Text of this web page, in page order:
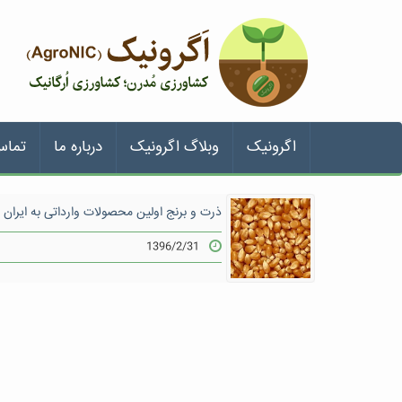
اگرونیک وبلاگ اگرونیک درباره ما
ذرت و برنج اولین محصولات وارداتی به ایران
1396/2/31